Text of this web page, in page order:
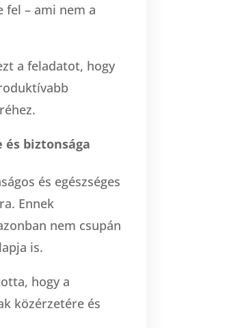
fel – ami nem a
a feladatot, hogy
és biztonsága
és egészséges
Ennek
nem csupán
is.
hogy a
közérzetére és